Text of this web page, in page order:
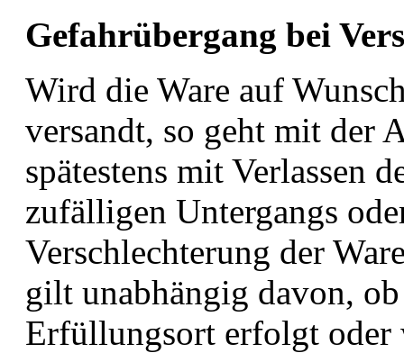
Gefahrübergang bei
Wird die Ware auf
versandt, so geht mit der
spätestens mit Verlassen
zufälligen Untergangs
Verschlechterung der
gilt unabhängig davon,
Erfüllungsort erfolgt oder